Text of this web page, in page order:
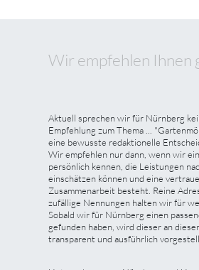
Wir empfehlen Ihnen
Aktuell sprechen wir für Nürnberg
Empfehlung zum Thema ...
eine bewusste redaktionelle
Wir empfehlen nur dann, wenn wir
persönlich kennen, die Leistungen
einschätzen können und eine
Zusammenarbeit besteht. Reine
zufällige Nennungen halten wir für
Sobald wir für Nürnberg einen
gefunden haben, wird dieser an
transparent und ausführlich